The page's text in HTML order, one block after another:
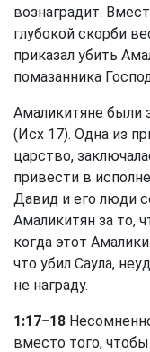
вознаградит.
глубокой скорби
приказал убить
помазанника
Амаликитяне были
(Исх 17). Одна из
царство,
привести в
Давид и его люди
Амаликитян за то,
когда этот
что убил Саула,
не награду.
1:17−18
вместо того,